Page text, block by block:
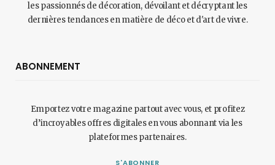
les passionnés de décoration, dévoilant et décryptant les
dernières tendances en matière de déco et d'art de vivre.
ABONNEMENT
Emportez votre magazine partout avec vous, et profitez
d’incroyables offres digitales en vous abonnant via les
plateformes partenaires.
S'ABONNER